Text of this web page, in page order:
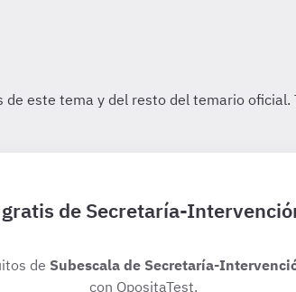
de Secretaría-
de Subescala de Secretaría-
con OpositaTest.